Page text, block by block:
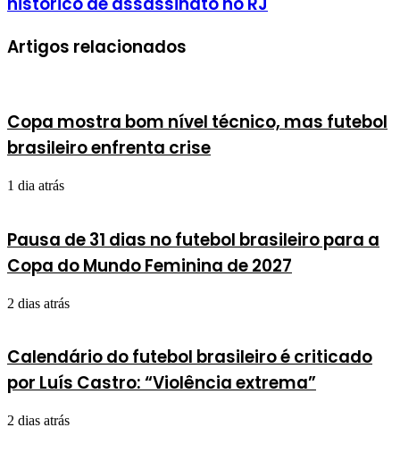
Artigos relacionados
Copa mostra bom nível técnico, mas futebol
brasileiro enfrenta crise
1 dia atrás
Pausa de 31 dias no futebol brasileiro para a
Copa do Mundo Feminina de 2027
2 dias atrás
Calendário do futebol brasileiro é criticado
por Luís Castro: “Violência extrema”
2 dias atrás